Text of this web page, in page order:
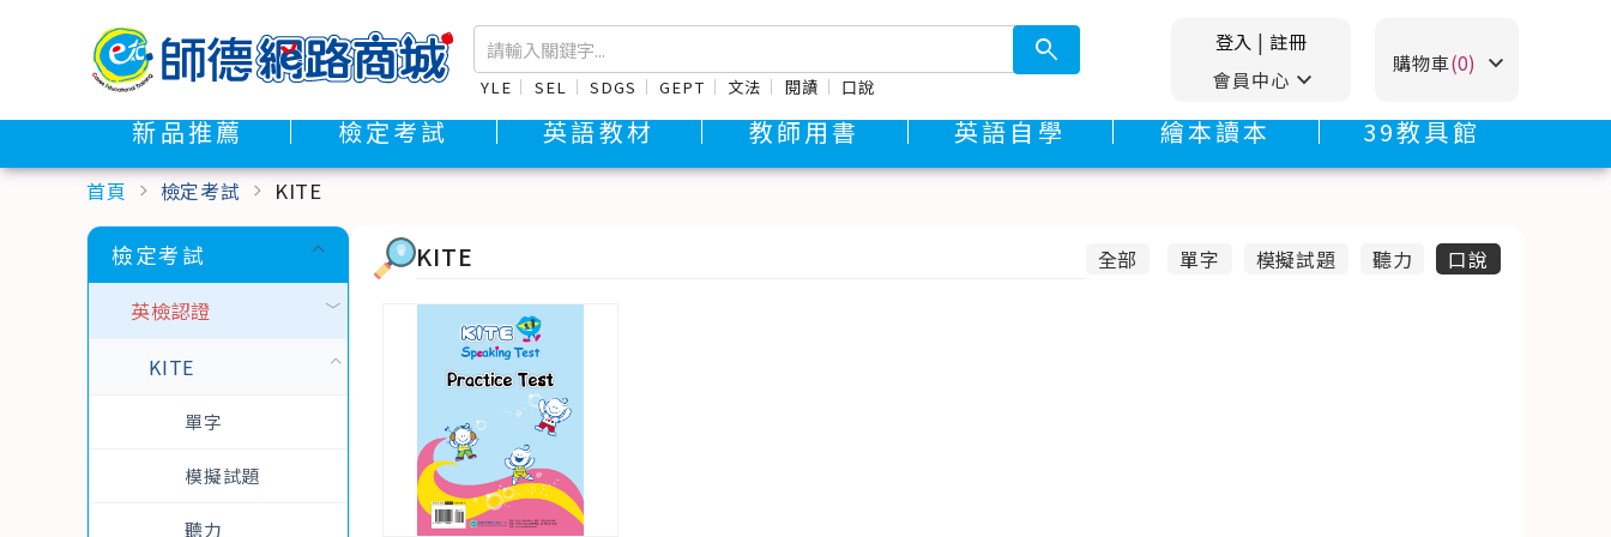
search
YLE SEL SDGS GEPT 文法 閱讀 口說
登入 | 註冊
會員中心 stat_minus_1
購物車(0) stat_minus_1
新品推薦 檢定考試 英語教材 教師用書 英語自學 繪本讀本 39教具館
首頁 chevron_right 檢定考試 chevron_right KITE
檢定考試
英檢認證
KITE
單字
模擬試題
聽力
KITE 全部 單字 模擬試題 聽力 口說